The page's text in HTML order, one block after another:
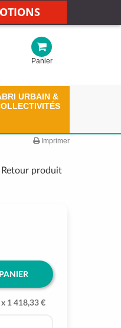
Panier
URBAIN &
Imprimer
Retour produit
x 1 418,33 €